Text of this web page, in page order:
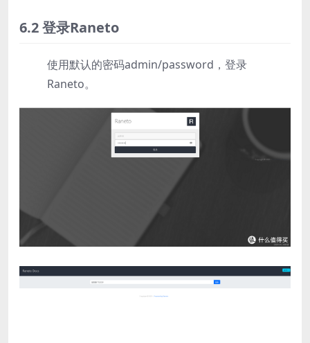
6.2 登录Raneto
使用默认的密码admin/password，登录
Raneto。